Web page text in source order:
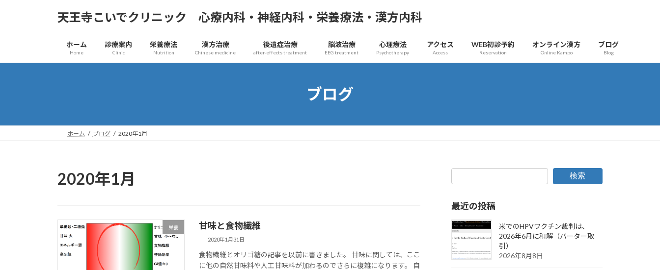
へ
ョ
天王寺こいでクリニック 心療内科・神経内科・栄養療法・漢方内科
ホーム
Home
診療案内
Clinic
栄養療法
Nutrition
漢方治療
Chinese medicine
後遺症治療
after-effects treatment
脳波治療
EEG treatment
心理療法
Psychotherapy
アクセス
Access
WEB初診予約
Reservation
オンライン漢方
Online Kampo
ブログ
Blog
ブログ
ホーム ブログ 2020年1月
2020年1月
栄養 甘味と食物繊維
2020年1月31日
食物繊維とオリゴ糖の記事を以前に書きました。 甘味に関しては、ここ
に他の自然甘味料や人工甘味料が加わるのでさらに複雑になります。 自
検索
最近の投稿
米でのHPVワクチン裁判は、
2026年6月に和解（バーター取
引）
2026年8月8日